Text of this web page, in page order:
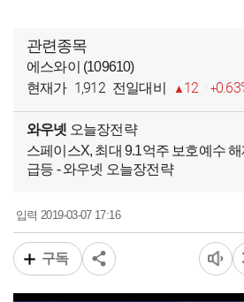
관련종목
에스와이 (109610)
현재가 1,912 전일대비 12
와우넷 오늘장전략
스페이스X, 최대 9.1억주 보호예수
급등 - 와우넷 오늘장전략
입력2019-03-07 17:16
구독